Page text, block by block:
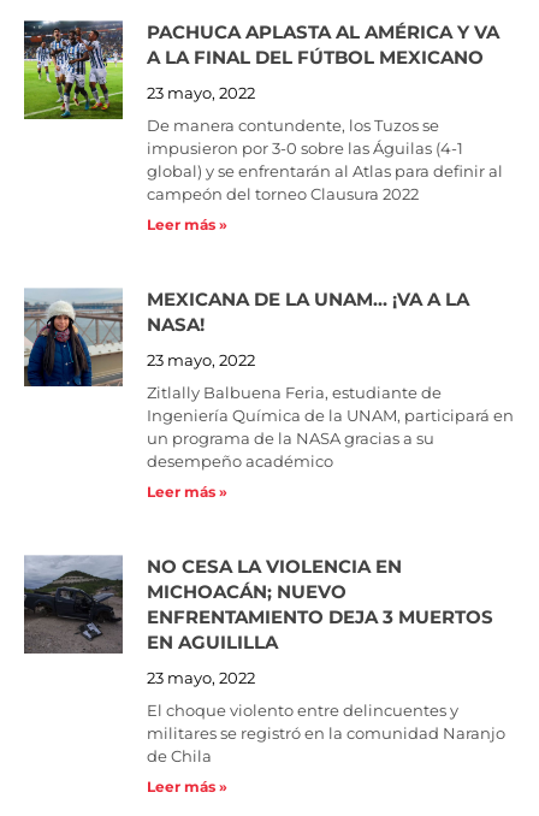
PACHUCA APLASTA AL AMÉRICA Y VA
A LA FINAL DEL FÚTBOL MEXICANO
23 mayo, 2022
De manera contundente, los Tuzos se
impusieron por 3-0 sobre las Águilas (4-1
global) y se enfrentarán al Atlas para definir al
campeón del torneo Clausura 2022
Leer más »
MEXICANA DE LA UNAM… ¡VA A LA
NASA!
23 mayo, 2022
Zitlally Balbuena Feria, estudiante de
Ingeniería Química de la UNAM, participará en
un programa de la NASA gracias a su
desempeño académico
Leer más »
NO CESA LA VIOLENCIA EN
MICHOACÁN; NUEVO
ENFRENTAMIENTO DEJA 3 MUERTOS
EN AGUILILLA
23 mayo, 2022
El choque violento entre delincuentes y
militares se registró en la comunidad Naranjo
de Chila
Leer más »